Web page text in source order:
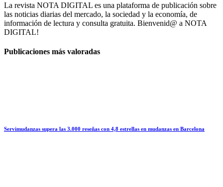
La revista NOTA DIGITAL es una plataforma de publicación sobre
las noticias diarias del mercado, la sociedad y la economía, de
información de lectura y consulta gratuita. Bienvenid@ a NOTA
DIGITAL!
Publicaciones más valoradas
Servimudanzas supera las 3.000 reseñas con 4,8 estrellas en mudanzas en Barcelona